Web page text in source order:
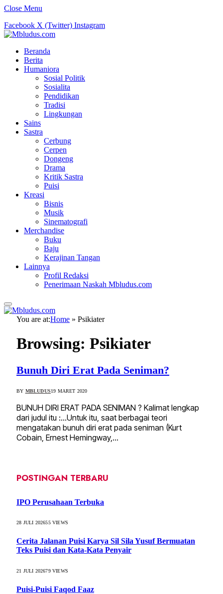
Close Menu
Facebook X (Twitter) Instagram
Beranda
Berita
Humaniora
Sosial Politik
Sosialita
Pendidikan
Tradisi
Lingkungan
Sains
Sastra
Cerbung
Cerpen
Dongeng
Drama
Kritik Sastra
Puisi
Kreasi
Bisnis
Musik
Sinematografi
Merchandise
Buku
Baju
Kerajinan Tangan
Lainnya
Profil Redaksi
Penerimaan Naskah Mbludus.com
You are at:Home » Psikiater
Browsing: Psikiater
Bunuh Diri Erat Pada Seniman?
BY MBLUDUS19 MARET 2020
BUNUH DIRI ERAT PADA SENIMAN ? Kalimat lengkap
dari judul itu :…Untuk itu, saat berbagai teori
mengatakan bunuh diri erat pada seniman (Kurt
Cobain, Ernest Hemingway,…
POSTINGAN TERBARU
IPO Perusahaan Terbuka
28 JULI 202655VIEWS
Cerita Jalanan Puisi Karya Sil Sila Yusuf Bermuatan
Teks Puisi dan Kata-Kata Penyair
21 JULI 202679VIEWS
Puisi-Puisi Faqod Faaz